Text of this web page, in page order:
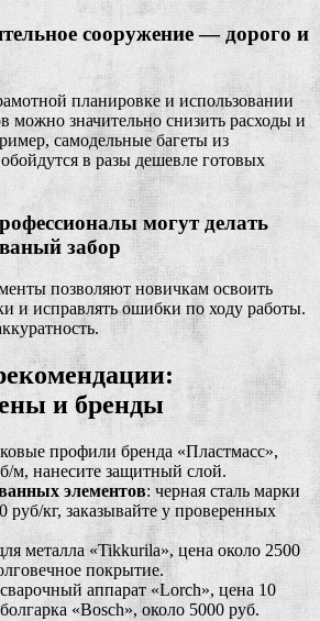
сооружение — дорого и
планировке и использовании
можно значительно снизить расходы и
самодельные багеты из
в разы дешевле готовых
могут делать
забор
позволяют новичкам освоить
и исправлять ошибки по ходу работы.
и бренды
профили бренда «Пластмасс»,
м, нанесите защитный слой.
элементов: черная сталь марки
руб/кг, заказывайте у проверенных
металла «Tikkurila», цена около 2500
покрытие.
аппарат «Lorch», цена 10
«Bosch», около 5000 руб.